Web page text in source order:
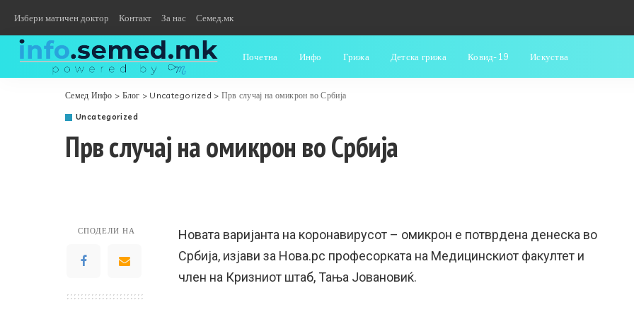
Избери матичен доктор Контакт За нас Семед.мк
Почетна Инфо Грижа Детска грижа Ковид-19 Искуства
Семед Инфо > Блог > Uncategorized > Прв случај на омикрон во Србија
Uncategorized
Прв случај на омикрон во Србија
СПОДЕЛИ НА
Новата варијанта на коронавирусот – омикрон е потврдена денеска во
Србија, изјави за Нова.рс професорката на Медицинскиот факултет и
член на Кризниот штаб, Тања Јовановиќ.